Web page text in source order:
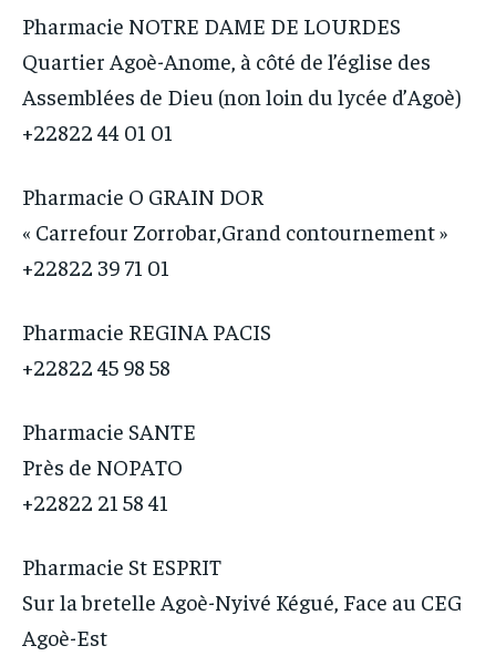
Pharmacie NOTRE DAME DE LOURDES
Quartier Agoè-Anome, à côté de l’église des
Assemblées de Dieu (non loin du lycée d’Agoè)
+22822 44 01 01
Pharmacie O GRAIN DOR
« Carrefour Zorrobar,Grand contournement »
+22822 39 71 01
Pharmacie REGINA PACIS
+22822 45 98 58
Pharmacie SANTE
Près de NOPATO
+22822 21 58 41
Pharmacie St ESPRIT
Sur la bretelle Agoè-Nyivé Kégué, Face au CEG
Agoè-Est